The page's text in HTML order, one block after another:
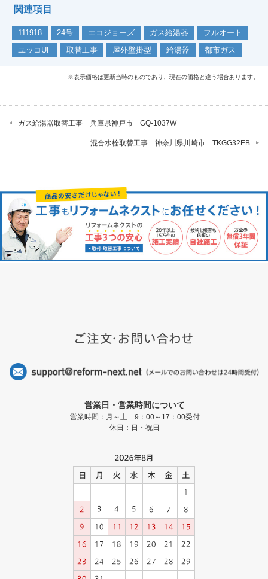
関連項目
111918 24号 エコジョーズ ガス給湯器
フルオート
ユッコUF
取替工事 屋外壁掛型 給湯器 都市ガス
※表示価格は更新当時のものであり、現在の価格と違う場合あります。
ガス給湯器取替工事 兵庫県神戸市 GQ-1037W
混合水栓取替工事 神奈川県川崎市 TKGG32EB
営業日・営業時間について
営業時間：月～土 9：00～17：00受付
休日：日・祝日